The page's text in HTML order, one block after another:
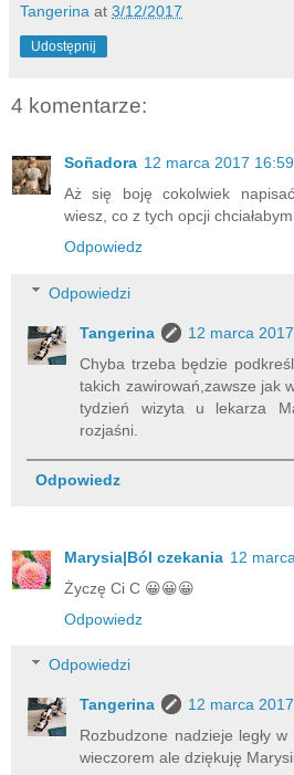
Tangerina at 3/12/2017
Udostępnij
4 komentarze:
Soñadora 12 marca 2017 16:59
Aż się boję cokolwiek
wiesz, co z tych opcji
Odpowiedz
Odpowiedzi
Tangerina
12 marca
Chyba trzeba będzie
takich zawirowań,zawsze jak
tydzień wizyta u lekarza
rozjaśni.
Odpowiedz
Marysia|Ból czekania 12
Życzę Ci C 😀😀😀
Odpowiedz
Odpowiedzi
Tangerina
12 marca
Rozbudzone nadzieje legły
wieczorem ale dziękuję